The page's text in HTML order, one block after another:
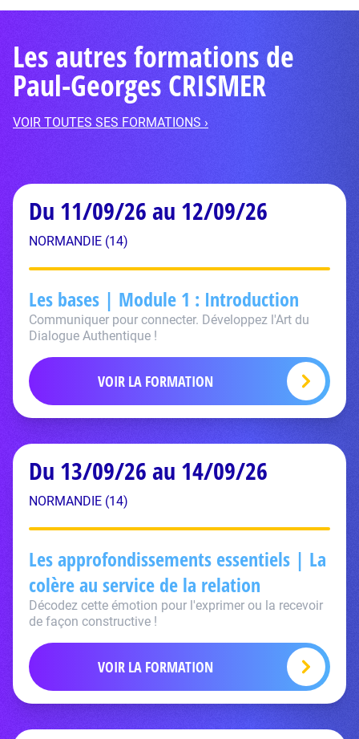
Les autres formations de
Paul-Georges CRISMER
VOIR TOUTES SES FORMATIONS ›
Du 11/09/26 au 12/09/26
NORMANDIE (14)
Les bases | Module 1 : Introduction
Communiquer pour connecter. Développez l'Art du
Dialogue Authentique !
VOIR LA FORMATION
Du 13/09/26 au 14/09/26
NORMANDIE (14)
Les approfondissements essentiels | La
colère au service de la relation
Décodez cette émotion pour l'exprimer ou la recevoir
de façon constructive !
VOIR LA FORMATION